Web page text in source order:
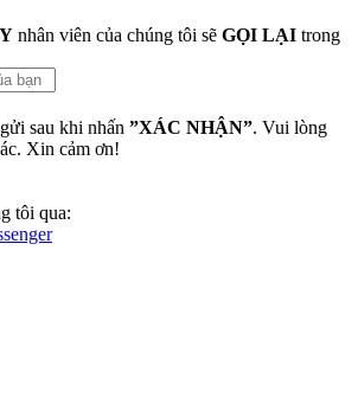
nhân viên của chúng tôi sẽ GỌI LẠI trong
sau khi nhấn ”XÁC NHẬN”. Vui lòng
Xin cảm ơn!
tôi qua: